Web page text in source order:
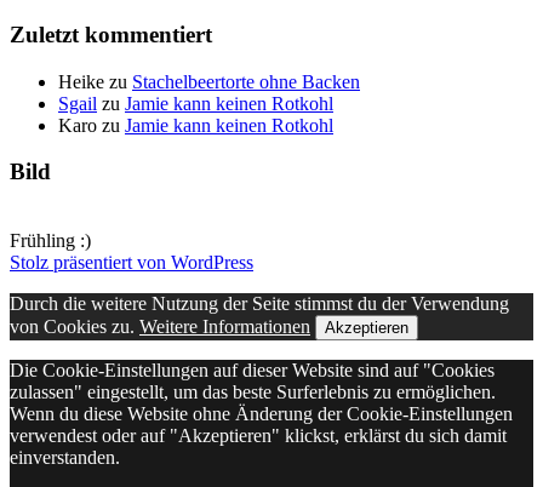
Zuletzt kommentiert
Heike zu Stachelbeertorte ohne Backen
Sgail zu Jamie kann keinen Rotkohl
Karo zu Jamie kann keinen Rotkohl
Bild
Frühling :)
Stolz präsentiert von WordPress
Durch die weitere Nutzung der Seite stimmst du der Verwendung
von Cookies zu. Weitere Informationen Akzeptieren
Die Cookie-Einstellungen auf dieser Website sind auf "Cookies
zulassen" eingestellt, um das beste Surferlebnis zu ermöglichen.
Wenn du diese Website ohne Änderung der Cookie-Einstellungen
verwendest oder auf "Akzeptieren" klickst, erklärst du sich damit
einverstanden.